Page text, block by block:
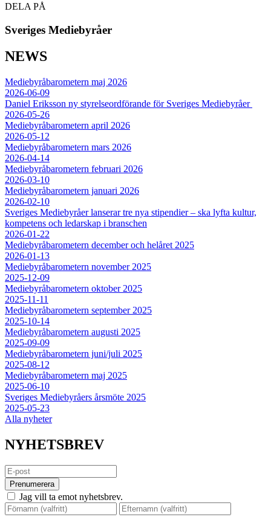
DELA PÅ
Sveriges Mediebyråer
NEWS
Mediebyråbarometern maj 2026
2026-06-09
Daniel Eriksson ny styrelseordförande för Sveriges Mediebyråer
2026-05-26
Mediebyråbarometern april 2026
2026-05-12
Mediebyråbarometern mars 2026
2026-04-14
Mediebyråbarometern februari 2026
2026-03-10
Mediebyråbarometern januari 2026
2026-02-10
Sveriges Mediebyråer lanserar tre nya stipendier – ska lyfta kultur,
kompetens och ledarskap i branschen
2026-01-22
Mediebyråbarometern december och helåret 2025
2026-01-13
Mediebyråbarometern november 2025
2025-12-09
Mediebyråbarometern oktober 2025
2025-11-11
Mediebyråbarometern september 2025
2025-10-14
Mediebyråbarometern augusti 2025
2025-09-09
Mediebyråbarometern juni/juli 2025
2025-08-12
Mediebyråbarometern maj 2025
2025-06-10
Sveriges Mediebyråers årsmöte 2025
2025-05-23
Alla nyheter
NYHETSBREV
Prenumerera
Jag vill ta emot nyhetsbrev.